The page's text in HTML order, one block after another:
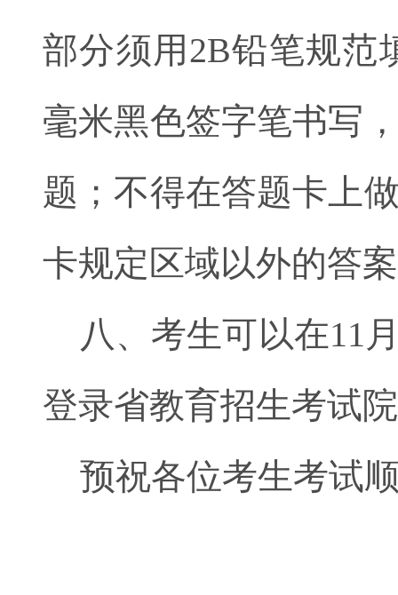
部分须用2B铅笔规范
毫米黑色签字笔书写
题；不得在答题卡上
卡规定区域以外的答
八、考生可以在11
登录省教育招生考试
预祝各位考生考试